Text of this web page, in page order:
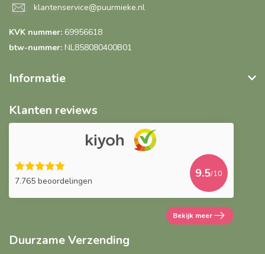
klantenservice@puurmieke.nl
KVK nummer: 69956618
btw-nummer: NL858080400B01
Informatie
Klanten reviews
7.765 beoordelingen
9.5/10
Bekijk meer
Duurzame Verzending